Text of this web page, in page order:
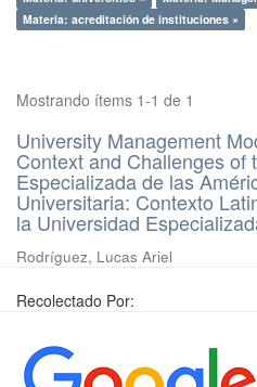
Materia: acreditación de instituciones ×
Mostrando ítems 1-1 de 1
University Management
Context and Challenges of
Especializada de las
Universitaria: Contexto
la Universidad
Rodríguez, Lucas Ariel
Recolectado Por: